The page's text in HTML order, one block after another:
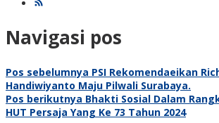
Navigasi pos
Pos sebelumnya PSI Rekomendaeikan
Handiwiyanto Maju Pilwali Surabaya.
Pos berikutnya Bhakti Sosial Dalam
HUT Persaja Yang Ke 73 Tahun 2024